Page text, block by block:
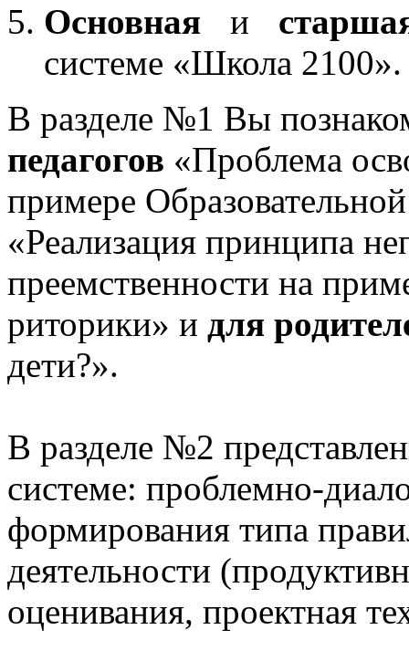
Основная и
системе «Школа 2100».
В разделе №1 Вы
педагогов «Проблема
примере
«Реализация принципа
преемственности на
риторики» и для
дети?».
В разделе №2
системе: проблемно-
формирования типа
деятельности
оценивания, проектная